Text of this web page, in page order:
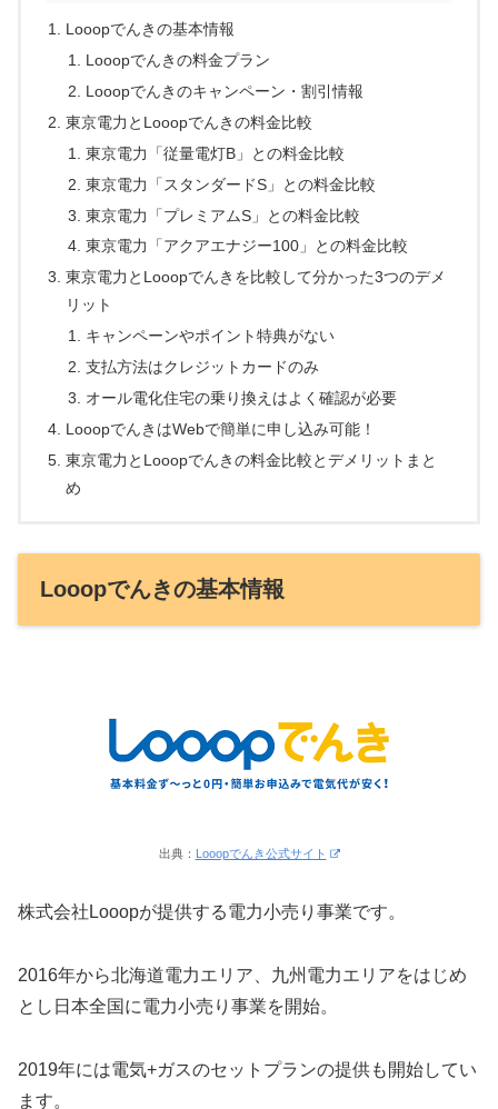
Looopでんきの基本情報
Looopでんきの料金プラン
Looopでんきのキャンペーン・割引情報
東京電力とLooopでんきの料金比較
東京電力「従量電灯B」との料金比較
東京電力「スタンダードS」との料金比較
東京電力「プレミアムS」との料金比較
東京電力「アクアエナジー100」との料金比較
東京電力とLooopでんきを比較して分かった3つのデメ
リット
キャンペーンやポイント特典がない
支払方法はクレジットカードのみ
オール電化住宅の乗り換えはよく確認が必要
LooopでんきはWebで簡単に申し込み可能！
東京電力とLooopでんきの料金比較とデメリットまと
め
Looopでんきの基本情報
出典： Looopでんき公式サイト
株式会社Looopが提供する電力小売り事業です。
2016年から北海道電力エリア、九州電力エリアをはじめ
とし日本全国に電力小売り事業を開始。
2019年には電気+ガスのセットプランの提供も開始してい
ます。